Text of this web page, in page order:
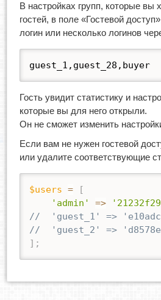
В настройках групп, которые вы
гостей, в поле «Гостевой
логин или несколько логинов
guest_1,guest_28,buyer
Гость увидит статистику и
которые вы для него открыли.
Он не сможет изменить
Если вам не нужен гостевой
или удалите соответствующие
$users =
[
'admin'
=>
//	'guest_1' =>
//	'guest_2' =>
] ;